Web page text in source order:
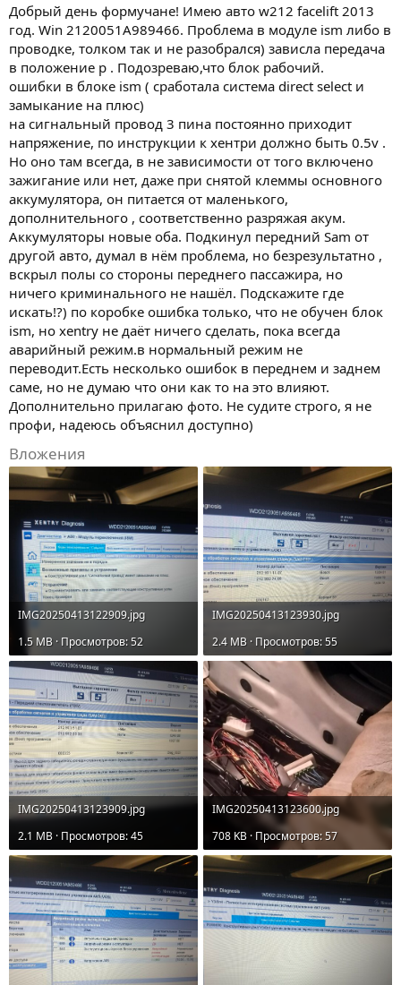
Добрый день формучане! Имею авто w212 facelift 2013
год. Win 2120051A989466. Проблема в модуле ism либо в
проводке, толком так и не разобрался) зависла передача
в положение p . Подозреваю,что блок рабочий.
ошибки в блоке ism ( сработала система direct select и
замыкание на плюс)
на сигнальный провод 3 пина постоянно приходит
напряжение, по инструкции к хентри должно быть 0.5v .
Но оно там всегда, в не зависимости от того включено
зажигание или нет, даже при снятой клеммы основного
аккумулятора, он питается от маленького,
дополнительного , соответственно разряжая акум.
Аккумуляторы новые оба. Подкинул передний Sam от
другой авто, думал в нём проблема, но безрезультатно ,
вскрыл полы со стороны переднего пассажира, но
ничего криминального не нашёл. Подскажите где
искать!?) по коробке ошибка только, что не обучен блок
ism, но xentry не даёт ничего сделать, пока всегда
аварийный режим.в нормальный режим не
переводит.Есть несколько ошибок в переднем и заднем
саме, но не думаю что они как то на это влияют.
Дополнительно прилагаю фото. Не судите строго, я не
профи, надеюсь объяснил доступно)
Вложения
IMG20250413122909.jpg
1.5 MB · Просмотров: 52
IMG20250413123930.jpg
2.4 MB · Просмотров: 55
IMG20250413123909.jpg
2.1 MB · Просмотров: 45
IMG20250413123600.jpg
708 KB · Просмотров: 57